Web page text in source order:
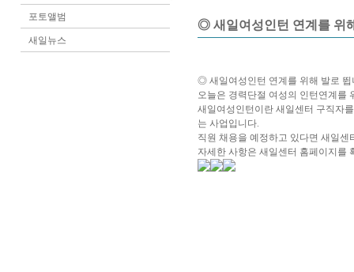
포토앨범
새일뉴스
◎ 새일여성인턴 연계를 위
◎ 새일여성인턴 연계를 위해 발로
오늘은 경력단절 여성의 인턴연계를
새일여성인턴이란 새일센터 구직자
는 사업입니다.
직원 채용을 예정하고 있다면 새일
자세한 사항은 새일센터 홈페이지를